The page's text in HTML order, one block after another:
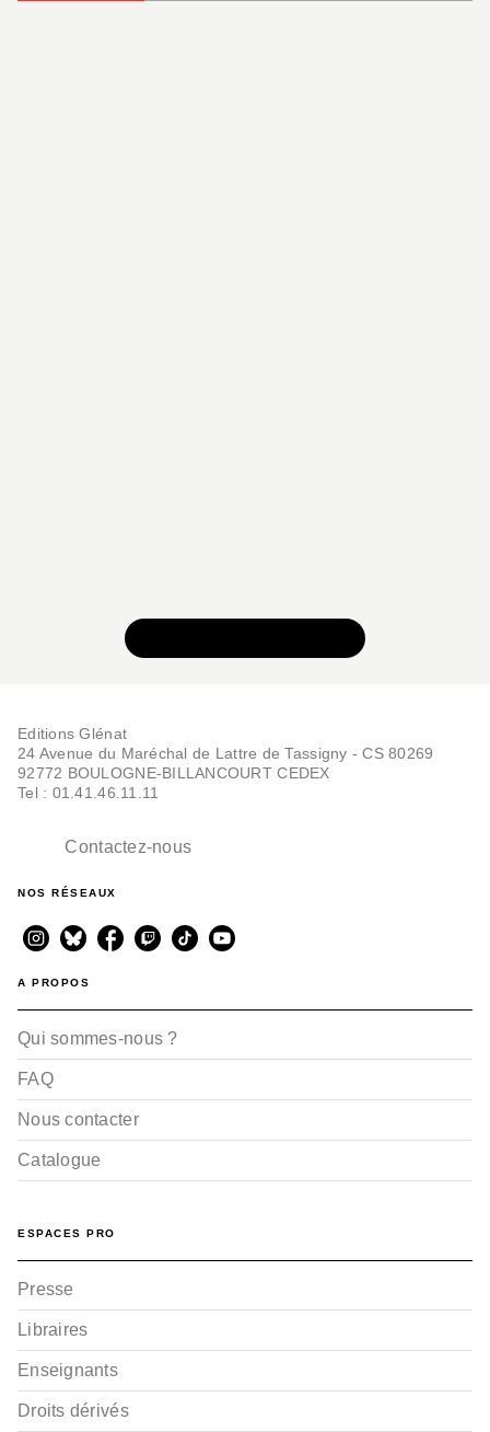
Editions Glénat
24 Avenue du Maréchal de Lattre de Tassigny - CS 80269
92772 BOULOGNE-BILLANCOURT CEDEX
Tel : 01.41.46.11.11
Contactez-nous
NOS RÉSEAUX
A PROPOS
Qui sommes-nous ?
FAQ
Nous contacter
Catalogue
ESPACES PRO
Presse
Libraires
Enseignants
Droits dérivés